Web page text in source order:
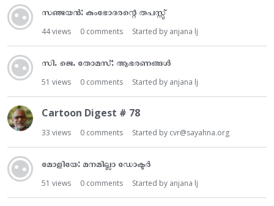
സഞ്ജയൻ: കുംഭോദരന്റെ തപസ്സു്
44views 0 comments Started by anjana lj
സി. ജെ. തോമസ്: ആഭരണങ്ങൾ
51 views 0 comments Started by anjana lj
Cartoon Digest # 78
33 views 0 comments Started by cvr@sayahna.org
മോളിയേ: മനമില്ലാ ഡോക്ടർ
51 views 0 comments Started by anjana lj